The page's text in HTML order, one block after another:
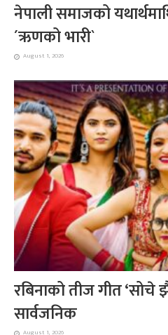
नेपाली समाजको
´ऋणको भारी`
August 1, 2026
रबिनाको तीज गीत ‘सोचे
सार्वजनिक
August 1, 2026